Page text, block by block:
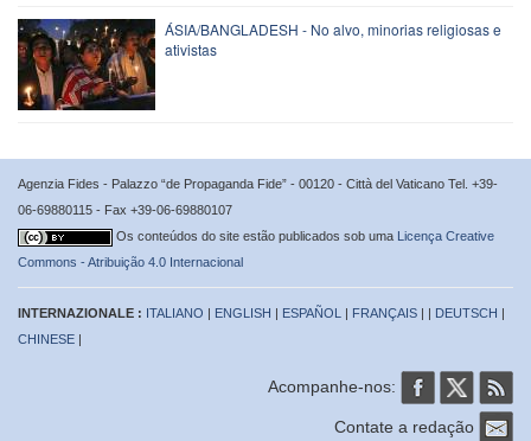
ÁSIA/BANGLADESH - No alvo, minorias religiosas e
ativistas
Agenzia Fides - Palazzo “de Propaganda Fide” - 00120 - Città del Vaticano Tel. +39-
06-69880115 - Fax +39-06-69880107
Os conteúdos do site estão publicados sob uma Licença Creative
Commons - Atribuição 4.0 Internacional
INTERNAZIONALE : ITALIANO | ENGLISH | ESPAÑOL | FRANÇAIS | | DEUTSCH |
CHINESE |
Acompanhe-nos:
Contate a redação